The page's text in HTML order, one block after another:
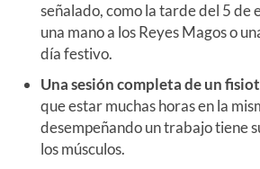
señalado, como la tarde del 5 de
una mano a los Reyes Magos o
día festivo.
Una sesión completa de un
que estar muchas horas en la
desempeñando un trabajo tiene
los músculos.